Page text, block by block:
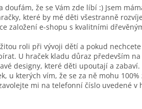
doufám, že se Vám zde líbí :) Jsem
které by mé děti všestranně
založení e-shopu s kvalitními
roli při vývoji dětí a pokud
U hraček kladu důraz především
designy, které děti upoutají a
u kterých vím, že se za ně mohu
mi na telefonní číslo uvedené